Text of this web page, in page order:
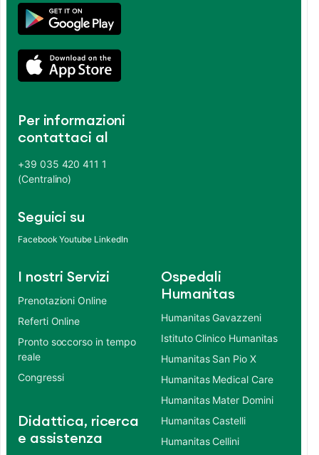
Per informazioni
contattaci al
+39 035 420 411 1
(Centralino)
Seguici su
Facebook Youtube LinkedIn
I nostri Servizi
Prenotazioni Online
Referti Online
Pronto soccorso in tempo
reale
Congressi
Didattica, ricerca
e assistenza
Ospedali
Humanitas
Humanitas Gavazzeni
Istituto Clinico Humanitas
Humanitas San Pio X
Humanitas Medical Care
Humanitas Mater Domini
Humanitas Castelli
Humanitas Cellini